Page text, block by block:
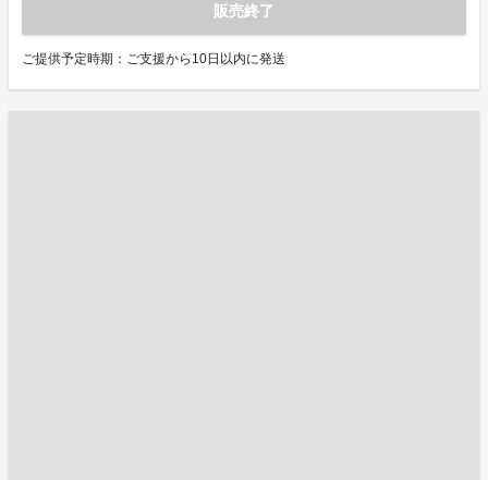
販売終了
ご提供予定時期：ご支援から10日以内に発送